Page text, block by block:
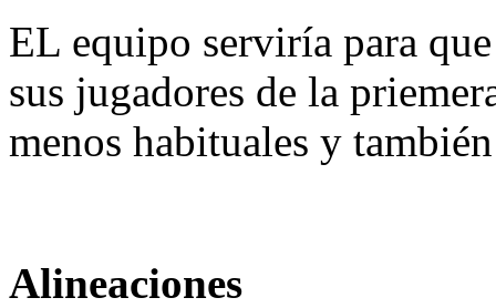
EL equipo serviría para
sus jugadores de la
menos habituales y
Alineaciones